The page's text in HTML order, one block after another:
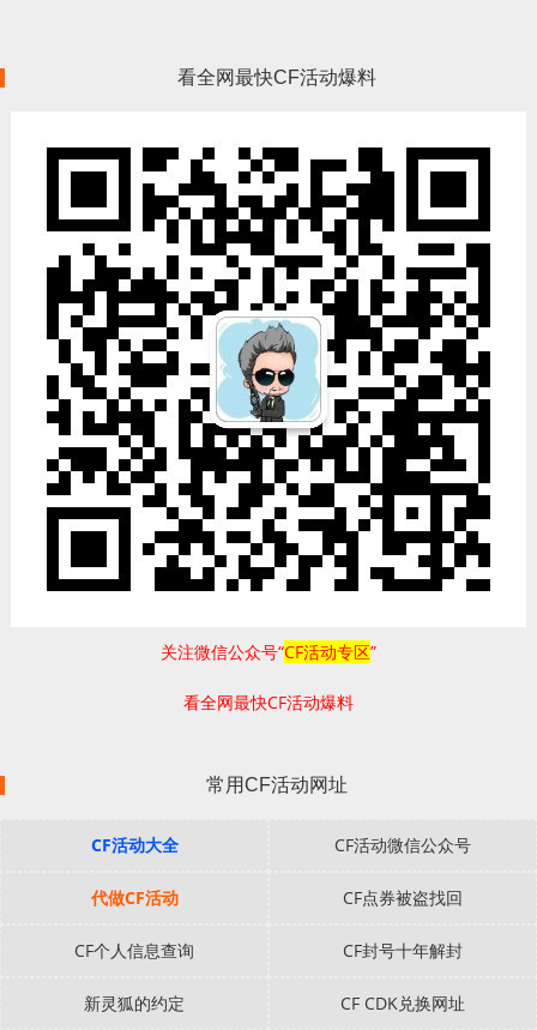
看全网最快CF活动爆料
关注微信公众号“CF活动专区”
看全网最快CF活动爆料
常用CF活动网址
CF活动大全 CF活动微信公众号
代做CF活动 CF点券被盗找回
CF个人信息查询 CF封号十年解封
新灵狐的约定 CF CDK兑换网址